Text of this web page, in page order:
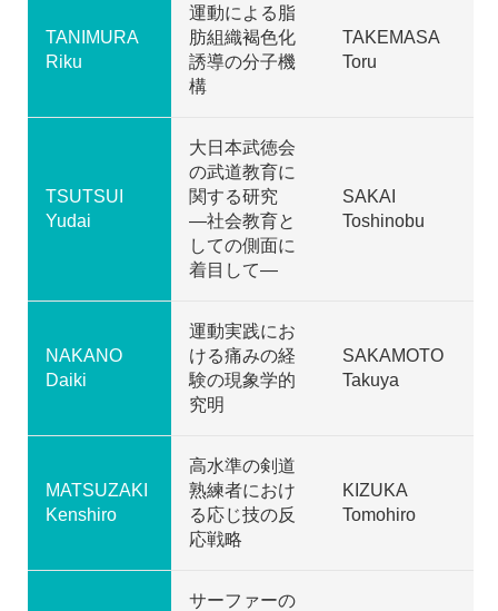
TANIMURA
Riku
運動による脂
肪組織褐色化
誘導の分子機
構
TAKEMASA
Toru
TSUTSUI
Yudai
大日本武徳会
の武道教育に
関する研究
―社会教育と
しての側面に
着目して―
SAKAI
Toshinobu
NAKANO
Daiki
運動実践にお
ける痛みの経
験の現象学的
究明
SAKAMOTO
Takuya
MATSUZAKI
Kenshiro
高水準の剣道
熟練者におけ
る応じ技の反
応戦略
KIZUKA
Tomohiro
サーファーの